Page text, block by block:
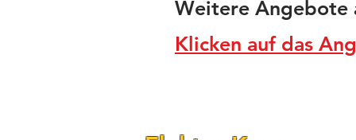
Weitere Angebote
Klicken auf das